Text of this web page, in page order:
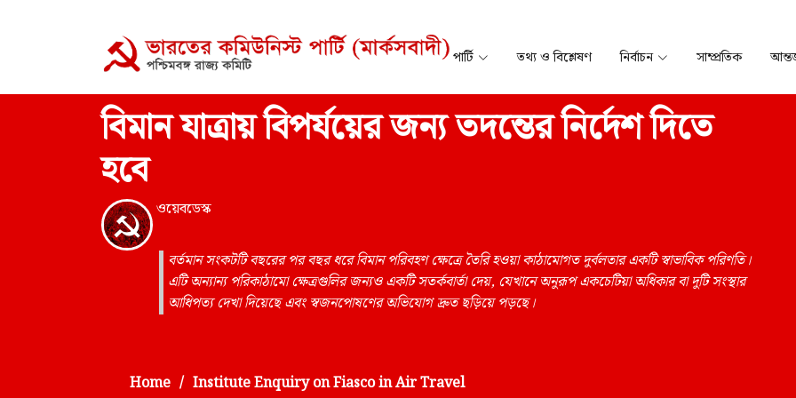
পার্টি তথ্য ও বিশ্লেষণ নির্বাচন সাম্প্রতিক
বিমান যাত্রায় বিপর্যয়ের জন্য তদন্তের নির্দেশ দিতে
হবে
ওয়েবডেস্ক
বর্তমান সংকটটি বছরের পর বছর ধরে বিমান পরিবহণ ক্ষেত্রে তৈরি হওয়া কাঠামোগত দুর্বলতার একটি স্বাভাবিক পরিণতি।
এটি অন্যান্য পরিকাঠামো ক্ষেত্রগুলির জন্যও একটি সতর্কবার্তা দেয়, যেখানে অনুরূপ একচেটিয়া অধিকার বা দুটি সংস্থার
আধিপত্য দেখা দিয়েছে এবং স্বজনপোষণের অভিযোগ দ্রুত ছড়িয়ে পড়ছে।
Home Institute Enquiry on Fiasco in Air Travel